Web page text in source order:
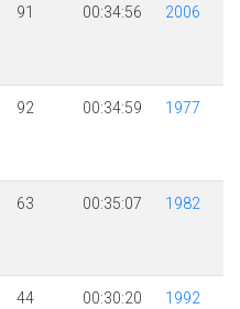
91 00:34:56 2006
92 00:34:59 1977
63 00:35:07 1982
44 00:30:20 1992